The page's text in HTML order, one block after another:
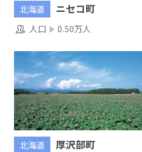
北海道 ニセコ町
人口 0.50万人
北海道 厚沢部町